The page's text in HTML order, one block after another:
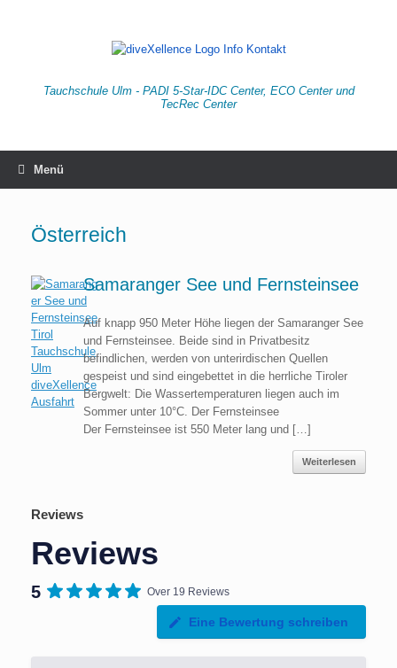
Tauchschule Ulm - PADI 5-Star-IDC Center, ECO Center und
TecRec Center
Menü
Österreich
Samaranger See und Fernsteinsee
Auf knapp 950 Meter Höhe liegen der Samaranger See
und Fernsteinsee. Beide sind in Privatbesitz
befindlichen, werden von unterirdischen Quellen
gespeist und sind eingebettet in die herrliche Tiroler
Bergwelt: Die Wassertemperaturen liegen auch im
Sommer unter 10°C. Der Fernsteinsee
Der Fernsteinsee ist 550 Meter lang und […]
Weiterlesen
Reviews
Reviews
5 Over 19 Reviews
Eine Bewertung schreiben